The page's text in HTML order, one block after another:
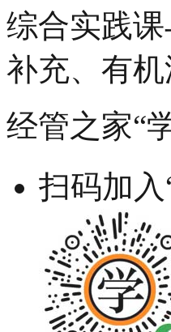
综合实践
补充、有
经管之家“
扫码加